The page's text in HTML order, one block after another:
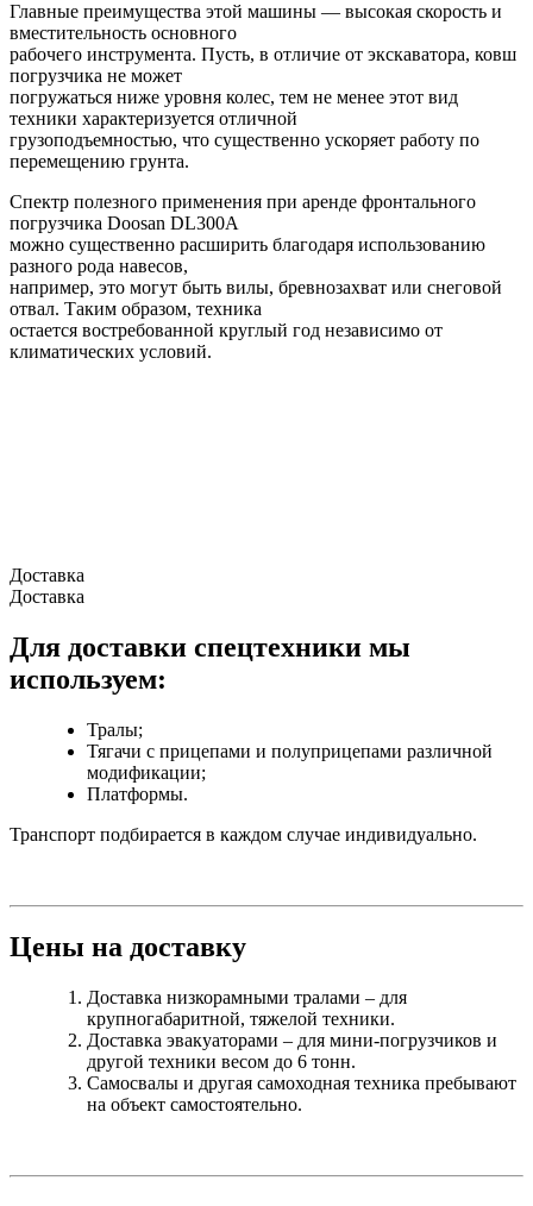
Главные преимущества этой машины — высокая скорость и
вместительность основного
рабочего инструмента. Пусть, в отличие от экскаватора, ковш
погрузчика не может
погружаться ниже уровня колес, тем не менее этот вид
техники характеризуется отличной
грузоподъемностью, что существенно ускоряет работу по
перемещению грунта.
Спектр полезного применения при аренде фронтального
погрузчика Doosan DL300A
можно существенно расширить благодаря использованию
разного рода навесов,
например, это могут быть вилы, бревнозахват или снеговой
отвал. Таким образом, техника
остается востребованной круглый год независимо от
климатических условий.
Доставка
Доставка
Для доставки спецтехники мы
используем:
Тралы;
Тягачи с прицепами и полуприцепами различной
модификации;
Платформы.
Транспорт подбирается в каждом случае индивидуально.
Цены на доставку
Доставка низкорамными тралами – для
крупногабаритной, тяжелой техники.
Доставка эвакуаторами – для мини-погрузчиков и
другой техники весом до 6 тонн.
Самосвалы и другая самоходная техника пребывают
на объект самостоятельно.